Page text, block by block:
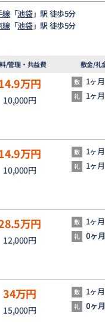
線「池袋」駅 徒歩5分
線「池袋」駅 徒歩5分
/管理・共益費 敷金/礼
万円
10,000円
敷 1ヶ月
礼 1ヶ月
万円
10,000円
敷 1ヶ月
礼 1ヶ月
万円
12,000円
敷 1ヶ月
礼 0ヶ月
34万円
15,000円
敷 1ヶ月
礼 0ヶ月